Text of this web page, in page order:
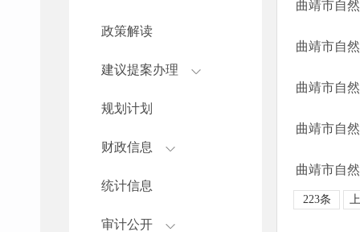
政策解读
建议提案办理
规划计划
财政信息
统计信息
审计公开
曲靖市自
曲靖市自
曲靖市自
223条